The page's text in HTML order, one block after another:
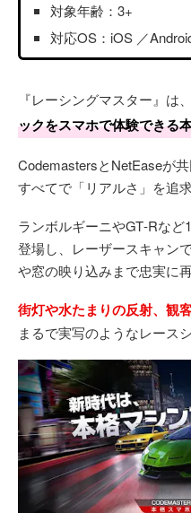
対象年齢：3+
対応OS：iOS ／
『レーシングマスター』は、
ックをスマホで体験できる
CodemastersとNetEaseが
すべてで「リアルさ」を追
ランボルギーニやGT‑Rな
登場し、レーザースキャン
や窓の映り込みまで忠実に再
街灯や水たまりの反射、観
まるで実写のようなレース